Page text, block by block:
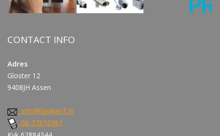
CONTACT INFO
Adres
Gloster 12
9408JH Assen
Info@SpijkeriT.nl
06-37610361